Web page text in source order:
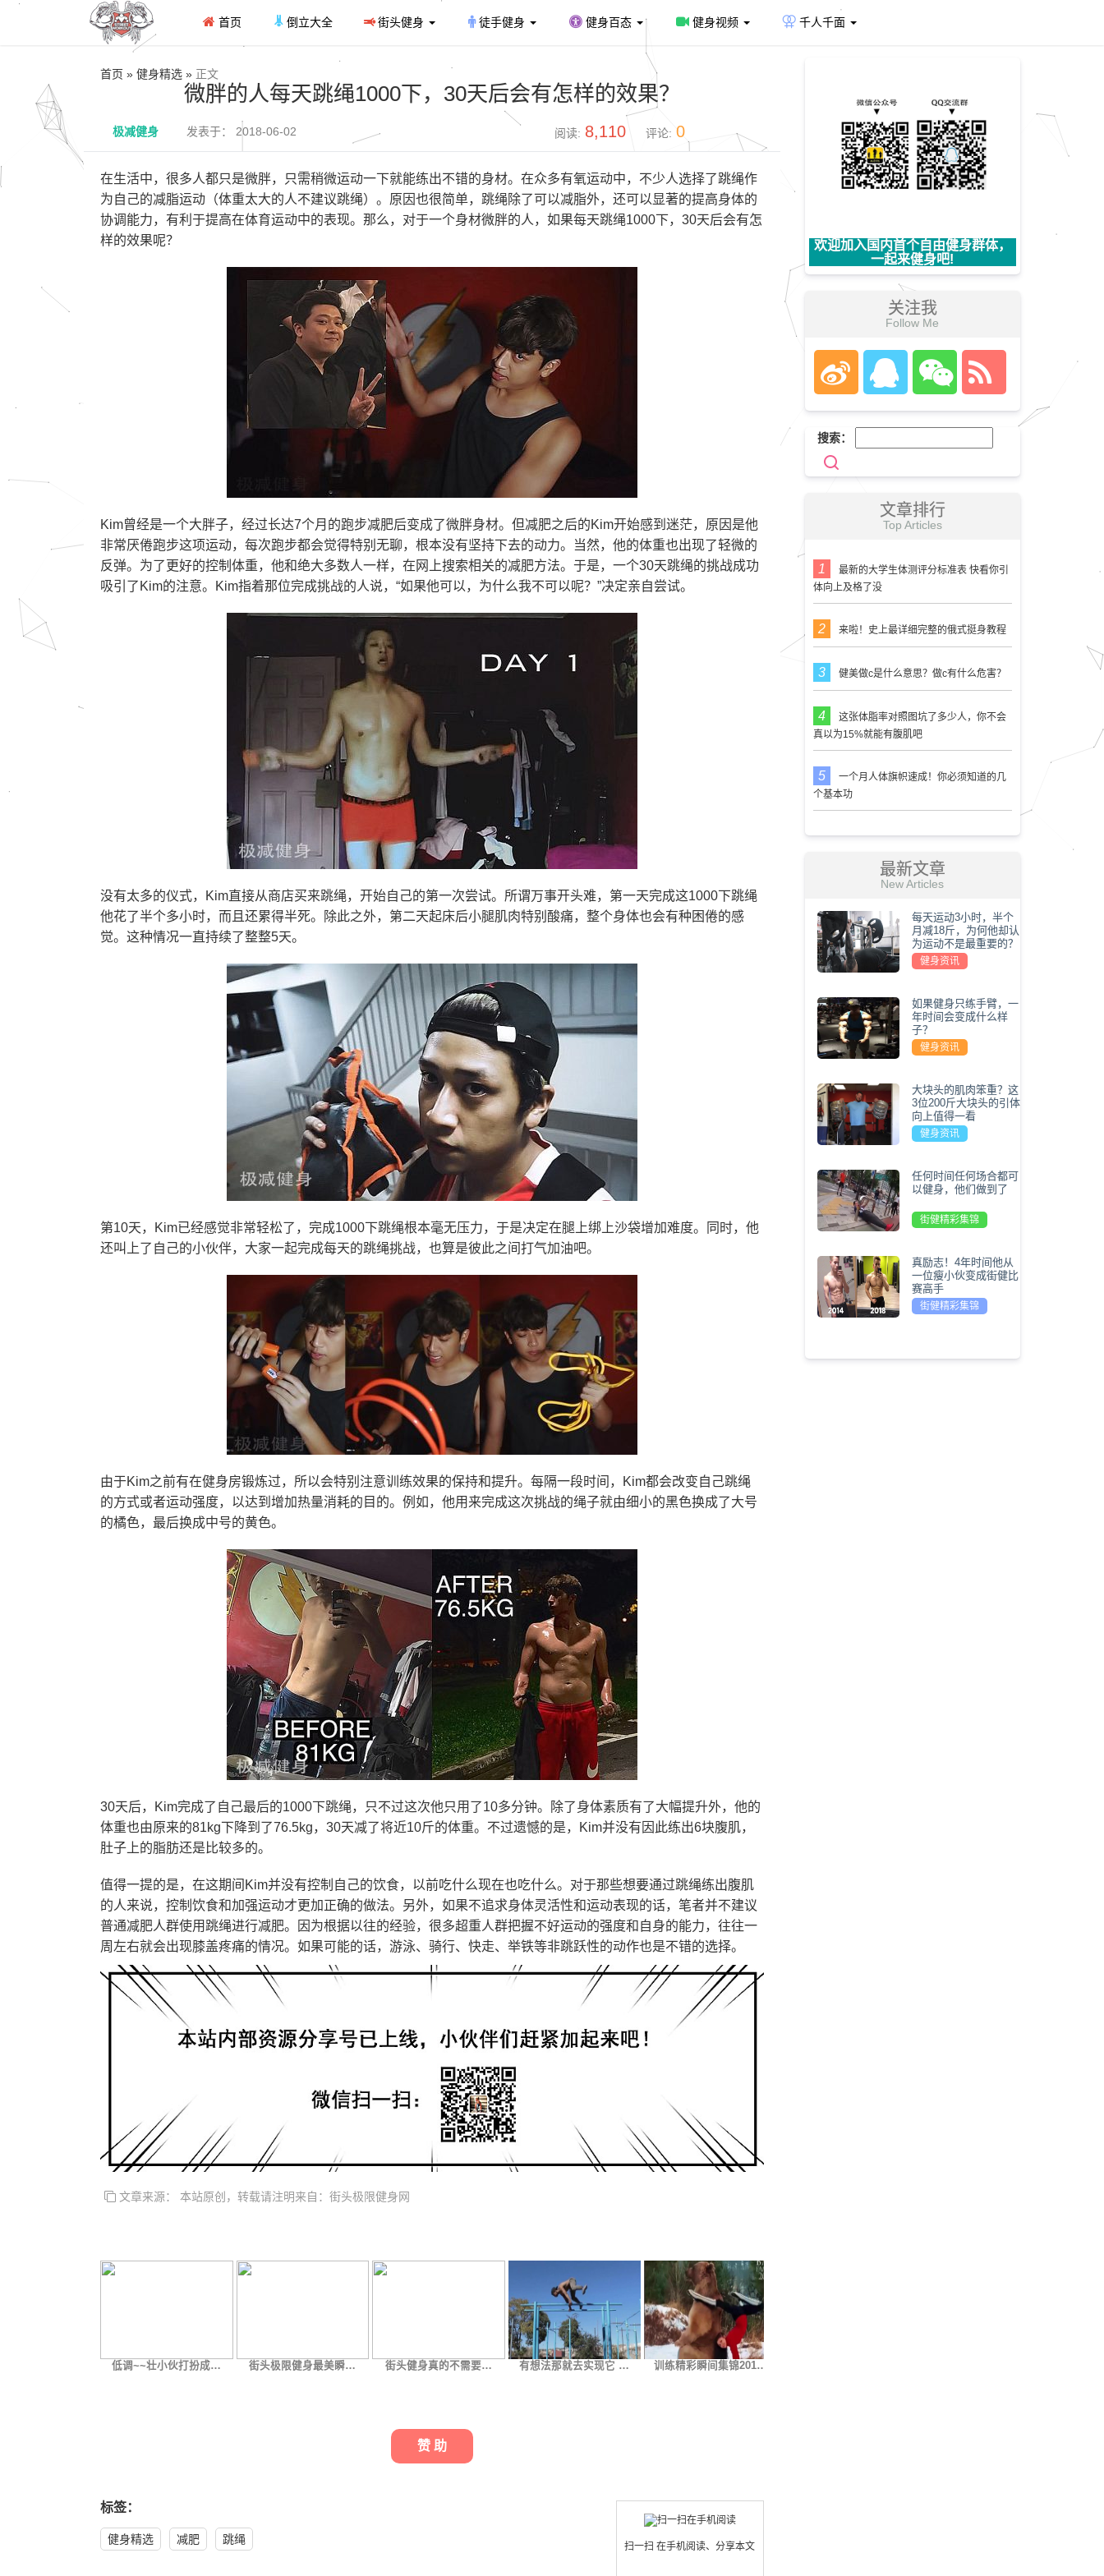
首页 倒立大全 街头健身 徒手健身 健身百态 健身视频 千人千面
首页 » 健身精选 » 正文
微胖的人每天跳绳1000下，30天后会有怎样的效果？
极减健身 发表于： 2018-06-02 阅读: 8,110 评论: 0
在生活中，很多人都只是微胖，只需稍微运动一下就能练出不错的身材。在众多有氧运动中，不少人选择了跳绳作
为自己的减脂运动（体重太大的人不建议跳绳）。原因也很简单，跳绳除了可以减脂外，还可以显著的提高身体的
协调能力，有利于提高在体育运动中的表现。那么，对于一个身材微胖的人，如果每天跳绳1000下，30天后会有怎
样的效果呢？
Kim曾经是一个大胖子，经过长达7个月的跑步减肥后变成了微胖身材。但减肥之后的Kim开始感到迷茫，原因是他
非常厌倦跑步这项运动，每次跑步都会觉得特别无聊，根本没有坚持下去的动力。当然，他的体重也出现了轻微的
反弹。为了更好的控制体重，他和绝大多数人一样，在网上搜索相关的减肥方法。于是，一个30天跳绳的挑战成功
吸引了Kim的注意。Kim指着那位完成挑战的人说，“如果他可以，为什么我不可以呢？”决定亲自尝试。
没有太多的仪式，Kim直接从商店买来跳绳，开始自己的第一次尝试。所谓万事开头难，第一天完成这1000下跳绳
他花了半个多小时，而且还累得半死。除此之外，第二天起床后小腿肌肉特别酸痛，整个身体也会有种困倦的感
觉。这种情况一直持续了整整5天。
第10天，Kim已经感觉非常轻松了，完成1000下跳绳根本毫无压力，于是决定在腿上绑上沙袋增加难度。同时，他
还叫上了自己的小伙伴，大家一起完成每天的跳绳挑战，也算是彼此之间打气加油吧。
由于Kim之前有在健身房锻炼过，所以会特别注意训练效果的保持和提升。每隔一段时间，Kim都会改变自己跳绳
的方式或者运动强度，以达到增加热量消耗的目的。例如，他用来完成这次挑战的绳子就由细小的黑色换成了大号
的橘色，最后换成中号的黄色。
30天后，Kim完成了自己最后的1000下跳绳，只不过这次他只用了10多分钟。除了身体素质有了大幅提升外，他的
体重也由原来的81kg下降到了76.5kg，30天减了将近10斤的体重。不过遗憾的是，Kim并没有因此练出6块腹肌，
肚子上的脂肪还是比较多的。
值得一提的是，在这期间Kim并没有控制自己的饮食，以前吃什么现在也吃什么。对于那些想要通过跳绳练出腹肌
的人来说，控制饮食和加强运动才更加正确的做法。另外，如果不追求身体灵活性和运动表现的话，笔者并不建议
普通减肥人群使用跳绳进行减肥。因为根据以往的经验，很多超重人群把握不好运动的强度和自身的能力，往往一
周左右就会出现膝盖疼痛的情况。如果可能的话，游泳、骑行、快走、举铁等非跳跃性的动作也是不错的选择。
文章来源： 本站原创，转载请注明来自：街头极限健身网
低调~~壮小伙打扮成… 街头极限健身最美瞬… 街头健身真的不需要… 有想法那就去实现它 … 训练精彩瞬间集锦201…
赞 助
标签：
健身精选 减肥 跳绳
扫一扫 在手机阅读、分享本文
欢迎加入国内首个自由健身群体，
一起来健身吧!
关注我
Follow Me
搜索：
文章排行
Top Articles
最新的大学生体测评分标准表 快看你引
体向上及格了没
来啦！史上最详细完整的俄式挺身教程
健美做c是什么意思？做c有什么危害？
这张体脂率对照图坑了多少人，你不会
真以为15%就能有腹肌吧
一个月人体旗帜速成！你必须知道的几
个基本功
最新文章
New Articles
每天运动3小时，半个
月减18斤，为何他却认
为运动不是最重要的？
健身资讯
如果健身只练手臂，一
年时间会变成什么样
子？
健身资讯
大块头的肌肉笨重？这
3位200斤大块头的引体
向上值得一看
健身资讯
任何时间任何场合都可
以健身，他们做到了
街健精彩集锦
真励志！4年时间他从
一位瘦小伙变成街健比
赛高手
街健精彩集锦